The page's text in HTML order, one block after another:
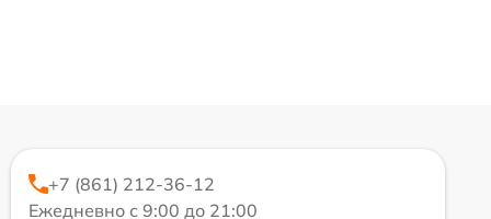
+7 (861) 212-36-12
Ежедневно с 9:00 до 21:00